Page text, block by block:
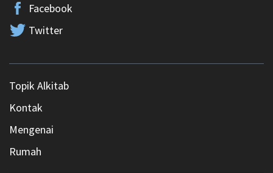
Facebook
Twitter
Topik Alkitab
Kontak
Mengenai
Rumah